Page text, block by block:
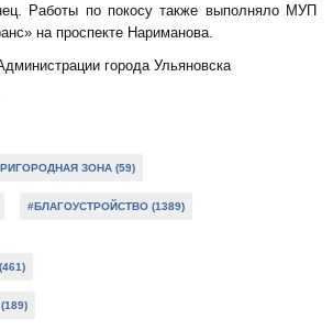
Работы по покосу также выполняло МУП
на проспекте Нариманова.
города Ульяновска
ЗОНА (59)
#БЛАГОУСТРОЙСТВО (1389)